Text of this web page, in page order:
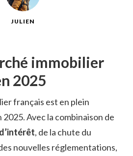
JULIEN
immobilier
2025
français est en plein
Avec la combinaison de
, de la chute du
nouvelles réglementations,